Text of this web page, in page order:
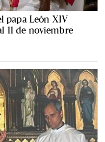
papa León XIV
11 de noviembre